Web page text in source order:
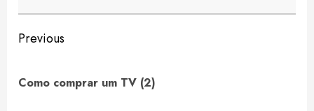
Continue
Previous
Como comprar um TV (2)